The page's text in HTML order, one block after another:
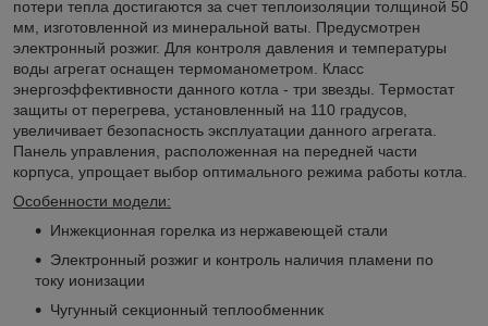
потери тепла достигаются за счет теплоизоляции толщиной 50
мм, изготовленной из минеральной ваты. Предусмотрен
электронный розжиг. Для контроля давления и температуры
воды агрегат оснащен термоманометром. Класс
энергоэффективности данного котла - три звезды. Термостат
защиты от перегрева, установленный на 110 градусов,
увеличивает безопасность эксплуатации данного агрегата.
Панель управления, расположенная на передней части
корпуса, упрощает выбор оптимального режима работы котла.
Особенности модели:
Инжекционная горелка из нержавеющей стали
Электронный розжиг и контроль наличия пламени по
току ионизации
Чугунный секционный теплообменник